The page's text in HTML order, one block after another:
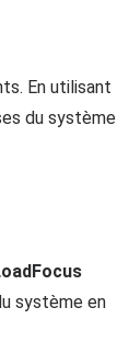
En utilisant
du système
système en